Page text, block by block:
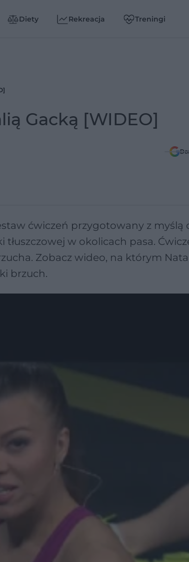
Diety Rekreacja Treningi
Gacką [WIDEO]
ćwiczeń przygotowany z myślą
w okolicach pasa.
Zobacz wideo, na którym
brzuch.